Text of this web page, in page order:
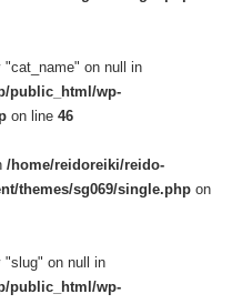
"cat_name" on null in
public_html/wp-
on line46
/home/reidoreiki/reido-
themes/sg069/single.php on
"slug" on null in
public_html/wp-